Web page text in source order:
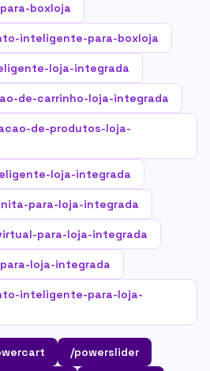
boxloja
inteligente-para-boxloja
loja-integrada
de-carrinho-loja-integrada
de-produtos-loja-
loja-integrada
para-loja-integrada
para-loja-integrada
loja-integrada
inteligente-para-loja-
/powerslider